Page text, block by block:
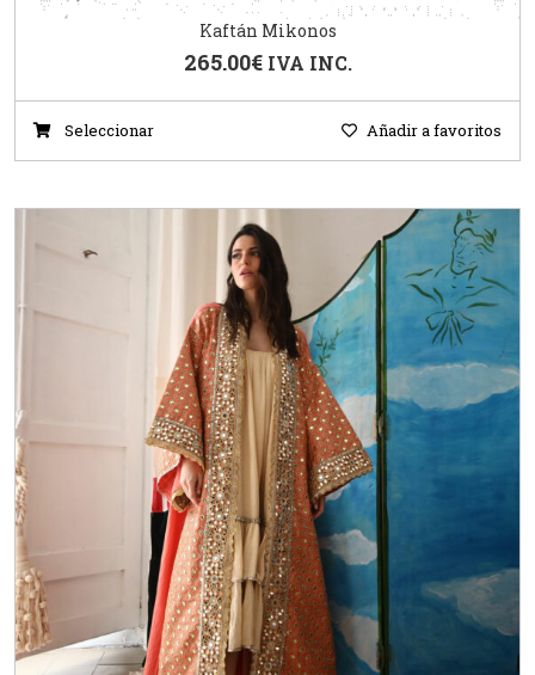
Kaftán Mikonos
265.00€ IVA INC.
Seleccionar Añadir a favoritos